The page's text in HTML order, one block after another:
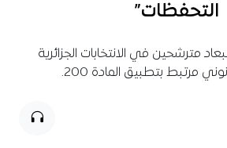
التحفظات”
مترشحين في الانتخابات الجزائرية
مرتبط بتطبيق المادة 200.